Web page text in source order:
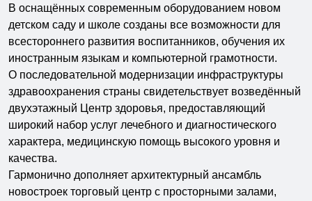
В оснащённых современным оборудованием новом
детском саду и школе созданы все возможности для
всестороннего развития воспитанников, обучения их
иностранным языкам и компьютерной грамотности.
О последовательной модернизации инфраструктуры
здравоохранения страны свидетельствует возведённый
двухэтажный Центр здоровья, предоставляющий
широкий набор услуг лечебного и диагностического
характера, медицинскую помощь высокого уровня и
качества.
Гармонично дополняет архитектурный ансамбль
новостроек торговый центр с просторными залами,